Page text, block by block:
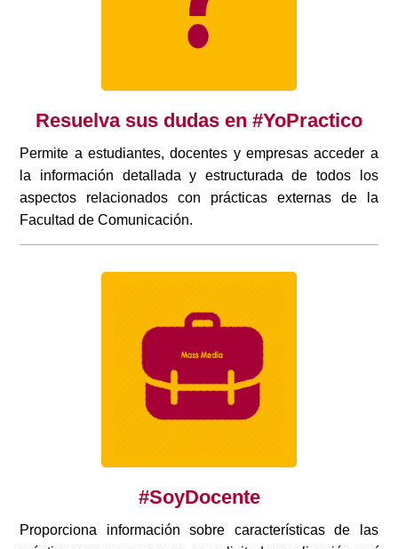
Resuelva sus dudas en #YoPractico
Permite a estudiantes, docentes y empresas acceder a
la información detallada y estructurada de todos los
aspectos relacionados con prácticas externas de la
Facultad de Comunicación.
#SoyDocente
Proporciona información sobre características de las